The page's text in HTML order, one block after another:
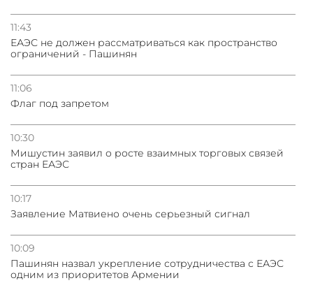
11:43
ЕАЭС не должен рассматриваться как пространство
ограничений - Пашинян
11:06
Флаг под запретом
10:30
Мишустин заявил о росте взаимных торговых связей
стран ЕАЭС
10:17
Заявление Матвиено очень серьезный сигнал
10:09
Пашинян назвал укрепление сотрудничества с ЕАЭС
одним из приоритетов Армении